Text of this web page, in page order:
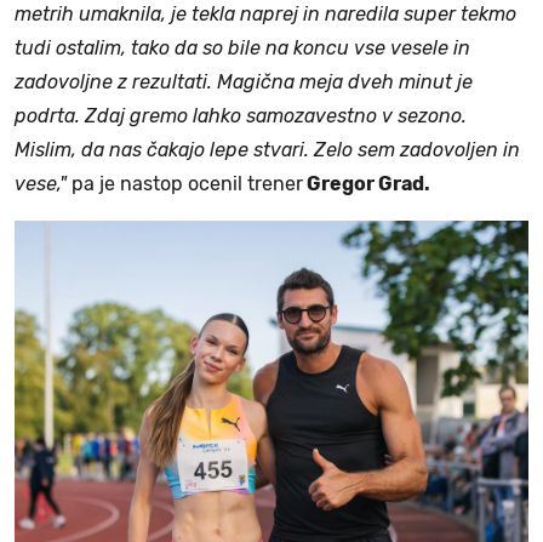
metrih umaknila, je tekla naprej in naredila super tekmo
tudi ostalim, tako da so bile na koncu vse vesele in
zadovoljne z rezultati. Magična meja dveh minut je
podrta. Zdaj gremo lahko samozavestno v sezono.
Mislim, da nas čakajo lepe stvari. Zelo sem zadovoljen in
vese,"pa je nastop ocenil trenerGregor Grad.